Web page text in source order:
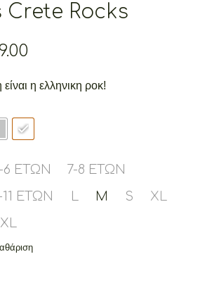
Rocks
€14.00
€19.00
η ελληνικη ροκ!
6 ΕΤΏΝ
7-8 ΕΤΏΝ
11 ΕΤΏΝ
L M S
XL